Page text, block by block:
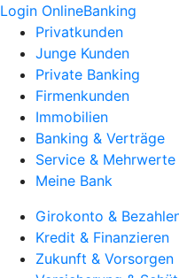
Login OnlineBanking
Privatkunden
Junge Kunden
Private Banking
Firmenkunden
Immobilien
Banking & Verträge
Service & Mehrwerte
Meine Bank
Girokonto &
Kredit & Finanzieren
Zukunft & Vorsorgen